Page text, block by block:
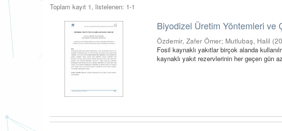
Toplam kayıt 1, listelenen: 1-1
Biyodizel Üretim Yöntemleri ve
Özdemir, Zafer Ömer; Mutlubaş, Halil (
Fosil kaynaklı yakıtlar birçok alanda
kaynaklı yakıt rezervlerinin her geçen gün